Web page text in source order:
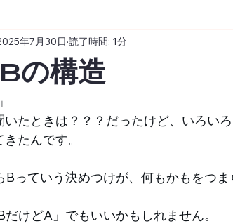
の構造
年7月30日 読了時間: 1分
たときは？？？だったけど、いろい
たんです。
っていう決めつけが、何もかもをつ
だけどA」でもいいかもしれません。